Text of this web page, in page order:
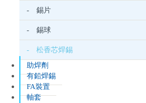
- 錫片
- 錫球
- 松香芯焊錫
助焊劑
有鉛焊錫
FA裝置
軸套